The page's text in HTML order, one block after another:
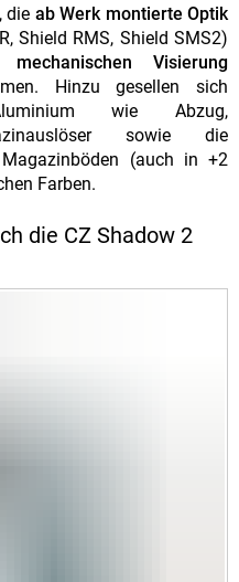
die ab Werk montierte Optik
Shield RMS, Shield SMS2)
Visierung
Hinzu gesellen sich
wie Abzug,
sowie die
(auch in +2
Farben.
die CZ Shadow 2